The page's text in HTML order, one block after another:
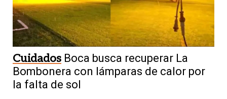
Cuidados Boca busca recuperar La
Bombonera con lámparas de calor por
la falta de sol